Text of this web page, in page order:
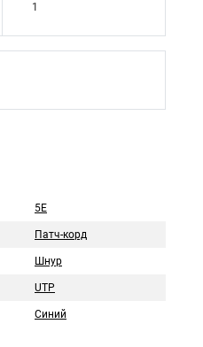
1
5Е
Патч-корд
Шнур
UTP
Синий